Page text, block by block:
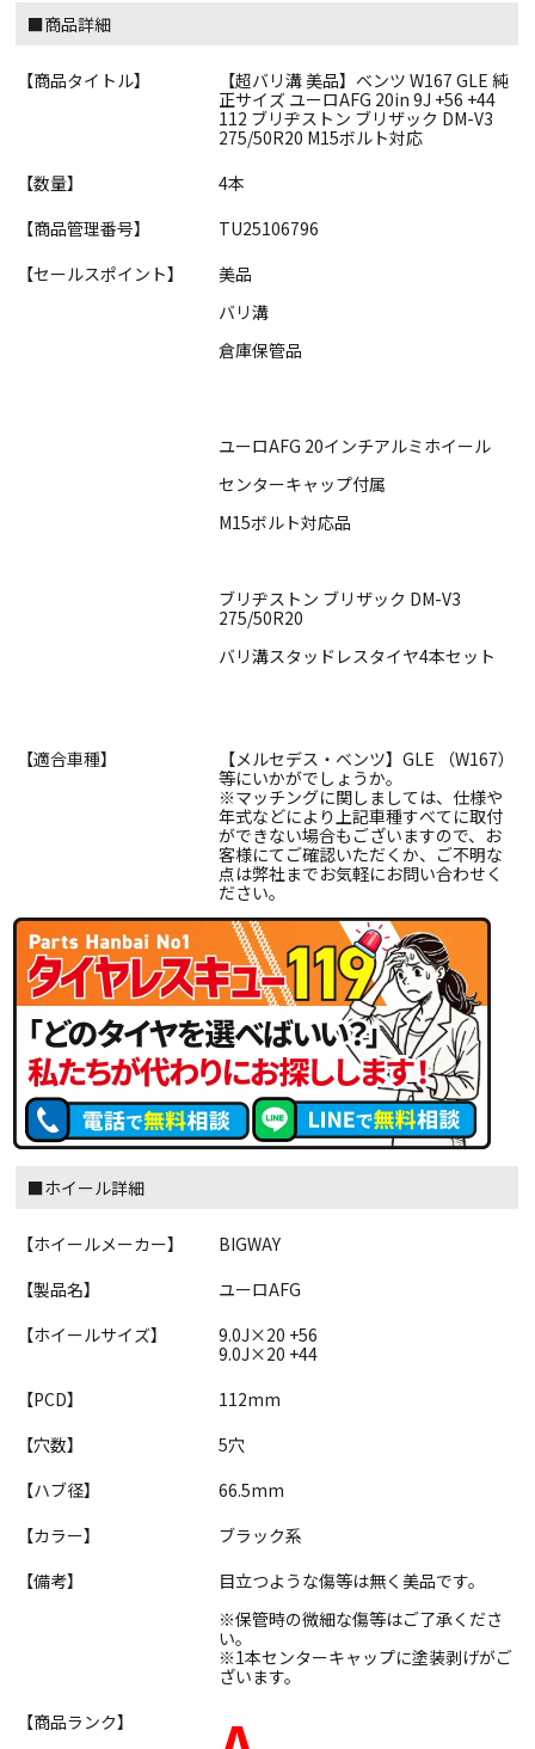
■商品詳細
【商品タイトル】
【超バリ溝 美品】ベンツ W167 GLE 純
正サイズ ユーロAFG 20in 9J +56 +44
112 ブリヂストン ブリザック DM-V3
275/50R20 M15ボルト対応
【数量】
4本
【商品管理番号】
TU25106796
【セールスポイント】
美品
バリ溝
倉庫保管品
ユーロAFG 20インチアルミホイール
センターキャップ付属
M15ボルト対応品
ブリヂストン ブリザック DM-V3
275/50R20
バリ溝スタッドレスタイヤ4本セット
【適合車種】
【メルセデス・ベンツ】GLE （W167）
等にいかがでしょうか。
※マッチングに関しましては、仕様や
年式などにより上記車種すべてに取付
ができない場合もございますので、お
客様にてご確認いただくか、ご不明な
点は弊社までお気軽にお問い合わせく
ださい。
■ホイール詳細
【ホイールメーカー】
BIGWAY
【製品名】
ユーロAFG
【ホイールサイズ】
9.0J×20 +56
9.0J×20 +44
【PCD】
112mm
【穴数】
5穴
【ハブ径】
66.5mm
【カラー】
ブラック系
【備考】
目立つような傷等は無く美品です。
※保管時の微細な傷等はご了承くださ
い。
※1本センターキャップに塗装剥げがご
ざいます。
【商品ランク】